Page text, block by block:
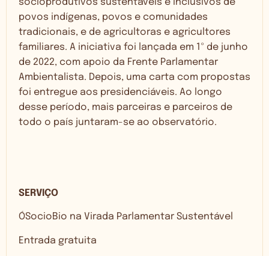
povos indígenas, povos e comunidades
tradicionais, e de agricultoras e agricultores
familiares. A iniciativa foi lançada em 1º de junho
de 2022, com apoio da Frente Parlamentar
Ambientalista. Depois, uma carta com propostas
foi entregue aos presidenciáveis. Ao longo
desse período, mais parceiras e parceiros de
todo o país juntaram-se ao observatório.
SERVIÇO
ÓSocioBio na Virada Parlamentar Sustentável
Entrada gratuita